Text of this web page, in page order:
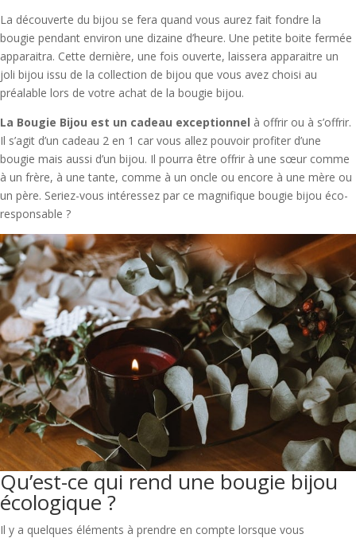
La découverte du bijou se fera quand vous aurez fait fondre la
bougie pendant environ une dizaine d’heure. Une petite boite fermée
apparaitra. Cette dernière, une fois ouverte, laissera apparaitre un
joli bijou issu de la collection de bijou que vous avez choisi au
préalable lors de votre achat de la bougie bijou.
La Bougie Bijou est un cadeau exceptionnel à offrir ou à s’offrir.
Il s’agit d’un cadeau 2 en 1 car vous allez pouvoir profiter d’une
bougie mais aussi d’un bijou. Il pourra être offrir à une sœur comme
à un frère, à une tante, comme à un oncle ou encore à une mère ou
un père. Seriez-vous intéressez par ce magnifique bougie bijou éco-
responsable ?
Qu’est-ce qui rend une bougie bijou
écologique ?
Il y a quelques éléments à prendre en compte lorsque vous